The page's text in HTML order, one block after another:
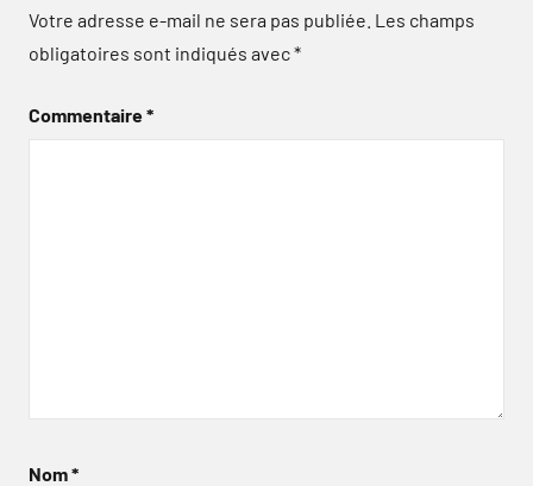
Votre adresse e-mail ne sera pas publiée. Les champs
obligatoires sont indiqués avec*
Commentaire*
Nom*